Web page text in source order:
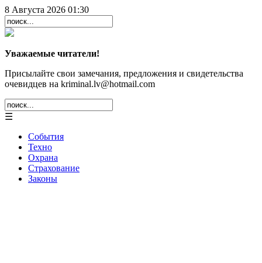
8 Августа 2026 01:30
Уважаемые читатели!
Присылайте свои замечания, предложения и свидетельства
очевидцев на kriminal.lv@hotmail.com
☰
События
Техно
Охрана
Страхование
Законы